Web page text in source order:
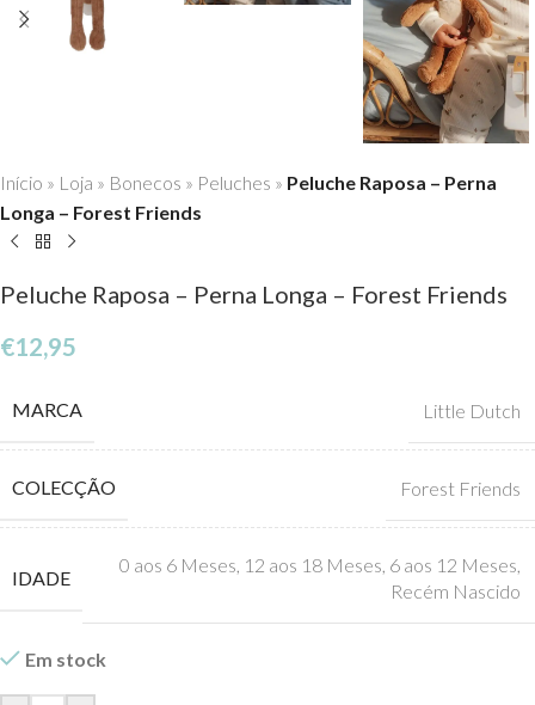
Início » Loja » Bonecos » Peluches » Peluche Raposa – Perna
Longa – Forest Friends
Peluche Raposa – Perna Longa – Forest Friends
€12,95
MARCA Little Dutch
COLECÇÃO Forest Friends
IDADE
0 aos 6 Meses, 12 aos 18 Meses, 6 aos 12 Meses,
Recém Nascido
Em stock